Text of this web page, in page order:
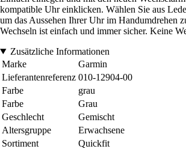
kompatible Uhr einklicken. Wählen Sie aus
um das Aussehen Ihrer Uhr im Handumdrehen
Wechseln ist einfach und immer sicher. Keine
Zusätzliche Informationen
Marke
Garmin
Lieferantenreferenz 010-12904-00
Farbe
grau
Farbe
Grau
Geschlecht
Gemischt
Altersgruppe
Erwachsene
Sortiment
Quickfit